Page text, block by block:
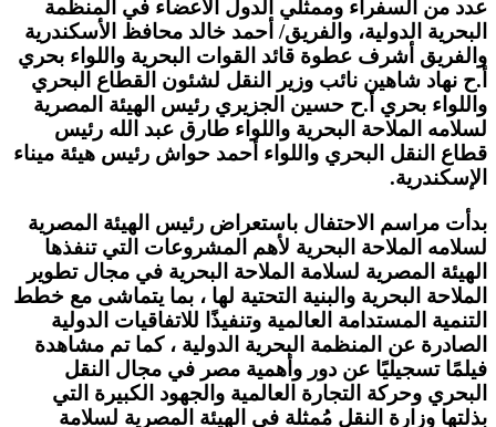
عدد من السفراء وممثلي الدول الأعضاء في المنظمة
البحرية الدولية، والفريق/ أحمد خالد محافظ الأسكندرية
والفريق أشرف عطوة قائد القوات البحرية واللواء بحري
أ.ح نهاد شاهين نائب وزير النقل لشئون القطاع البحري
واللواء بحري أ.ح حسين الجزيري رئيس الهيئة المصرية
لسلامه الملاحة البحرية واللواء طارق عبد الله رئيس
قطاع النقل البحري واللواء أحمد حواش رئيس هيئة ميناء
الإسكندرية.
بدأت مراسم الاحتفال باستعراض رئيس الهيئة المصرية
لسلامه الملاحة البحرية لأهم المشروعات التي تنفذها
الهيئة المصرية لسلامة الملاحة البحرية في مجال تطوير
الملاحة البحرية والبنية التحتية لها ، بما يتماشى مع خطط
التنمية المستدامة العالمية وتنفيذًا للاتفاقيات الدولية
الصادرة عن المنظمة البحرية الدولية ، كما تم مشاهدة
فيلمًا تسجيليًا عن دور وأهمية مصر في مجال النقل
البحري وحركة التجارة العالمية والجهود الكبيرة التي
بذلتها وزارة النقل مُمثلة في الهيئة المصرية لسلامة